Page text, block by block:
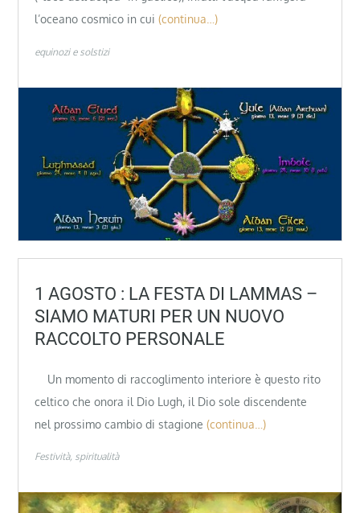
l’oceano cosmico in cui (continua…)
equinozi e solstizi
1 AGOSTO : LA FESTA DI LAMMAS –
SIAMO MATURI PER UN NUOVO
RACCOLTO PERSONALE
Un momento di raccoglimento interiore è questo rito
celtico che onora il Dio Lugh, il Dio sole discendente
nel prossimo cambio di stagione (continua…)
Festività spiritualità